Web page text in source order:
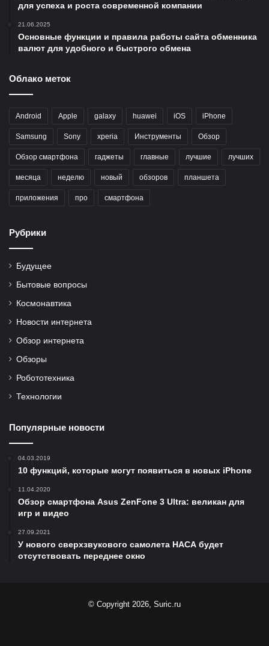
для успеха и роста современной компании
21.06.2025
Основные функции и правила работы сайта обменника
валют для удобного и быстрого обмена
Облако меток
Android Apple galaxy huawei iOS iPhone
Samsung Sony xperia Инструменты Обзор
Обзор смартфона гаджеты главные лучшие лучших
месяца неделю новый обзоров планшета
приложения про смартфона
Рубрики
Будущее
Бытовые вопросы
Космонавтика
Новости интернета
Обзор интернета
Обзоры
Робототехника
Технологии
Популярные новости
04.03.2019
10 функций, которые могут появиться в новых iPhone
11.04.2020
Обзор смартфона Asus ZenFone 3 Ultra: великан для
игр и видео
27.09.2021
У нового сверхзвукового самолета НАСА будет
отсутствовать переднее окно
© Copyright 2026, Suric.ru